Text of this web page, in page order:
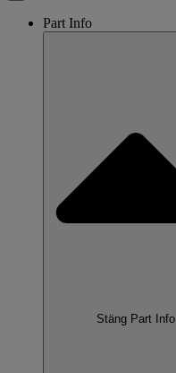
Part Info
Stäng Part Info